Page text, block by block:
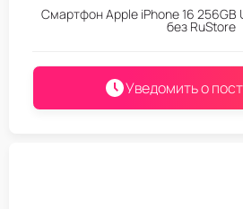
Смартфон Apple iPhone 16
без RuStore
Уведомить о